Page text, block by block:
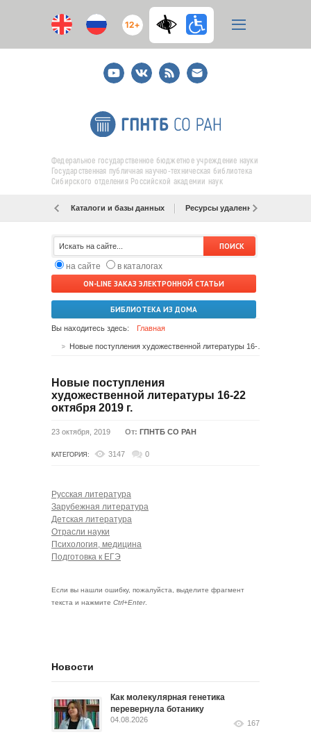
12+
YoutubeВКонтакте
RSS
E-
mail
подписка
Федеральное государственное бюджетное учреждение науки
Государственная публичная научно-техническая библиотека
Сибирского отделения Российской академии наук
Каталоги и базы данных Ресурсы удаленного доступа
на сайте
в каталогах
ON-LINE ЗАКАЗ ЭЛЕКТРОННОЙ СТАТЬИ
БИБЛИОТЕКА ИЗ ДОМА
Вы находитесь здесь: Главная
Новые поступления
художественной литературы 16-22
октября 2019 г.
23 октября, 2019 От: ГПНТБ СО РАН
КАТЕГОРИЯ: 3147 0
Русская литература
Зарубежная литература
Детская литература
Отрасли науки
Психология, медицина
Подготовка к ЕГЭ
Если вы нашли ошибку, пожалуйста, выделите фрагмент
текста и нажмите Ctrl+Enter.
Новости
Как молекулярная генетика
перевернула ботанику
04.08.2026 167